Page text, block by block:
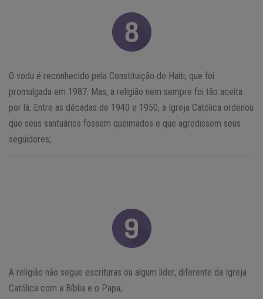
O vodu é reconhecido pela Constituição do Haiti, que foi
promulgada em 1987. Mas, a religião nem sempre foi tão aceita
por lá. Entre as décadas de 1940 e 1950, a Igreja Católica ordenou
que seus santuários fossem queimados e que agredissem seus
seguidores;
A religião não segue escrituras ou algum líder, diferente da Igreja
Católica com a Bíblia e o Papa;